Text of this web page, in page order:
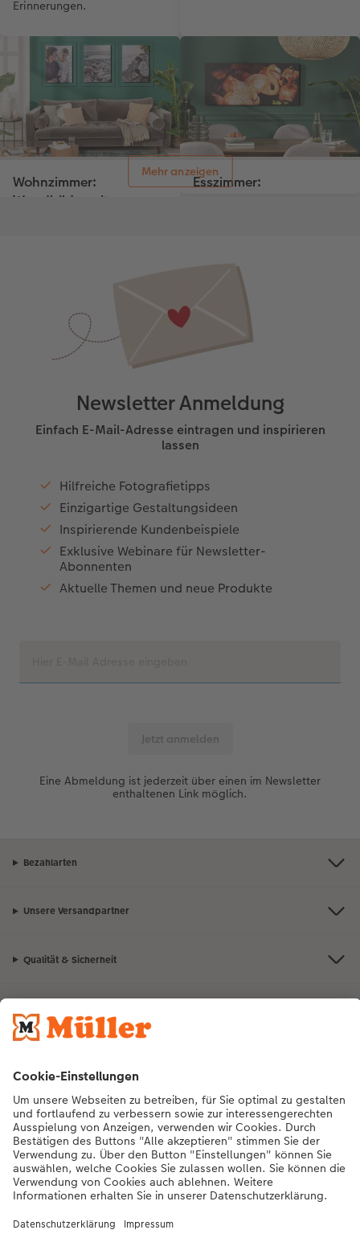
Erinnerungen.
Wohnzimmer:
Wandbilder mit
Wandkassetten in Szene
Esszimmer:
Einrichtungstrend
Greenterior auch in Ihrem
Mehr anzeigen
Newsletter Anmeldung
Einfach E-Mail-Adresse eintragen und inspirieren
lassen
Hilfreiche Fotografietipps
Einzigartige Gestaltungsideen
Inspirierende Kundenbeispiele
Exklusive Webinare für Newsletter-
Abonnenten
Aktuelle Themen und neue Produkte
Eine Abmeldung ist jederzeit über einen im Newsletter
enthaltenen Link möglich.
Bezahlarten
Unsere Versandpartner
Qualität & Sicherheit
Informationen
Sortiment
Inspirationen